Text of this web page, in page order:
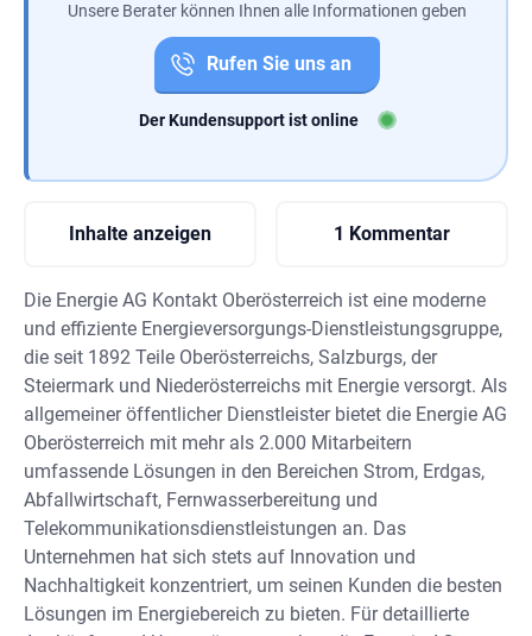
Unsere Berater können Ihnen alle Informationen geben
Rufen Sie uns an
Der Kundensupport ist online
Inhalte anzeigen 1 Kommentar
Die Energie AG Kontakt Oberösterreich ist eine moderne
und effiziente Energieversorgungs-Dienstleistungsgruppe,
die seit 1892 Teile Oberösterreichs, Salzburgs, der
Steiermark und Niederösterreichs mit Energie versorgt. Als
allgemeiner öffentlicher Dienstleister bietet die Energie AG
Oberösterreich mit mehr als 2.000 Mitarbeitern
umfassende Lösungen in den Bereichen Strom, Erdgas,
Abfallwirtschaft, Fernwasserbereitung und
Telekommunikationsdienstleistungen an. Das
Unternehmen hat sich stets auf Innovation und
Nachhaltigkeit konzentriert, um seinen Kunden die besten
Lösungen im Energiebereich zu bieten. Für detaillierte